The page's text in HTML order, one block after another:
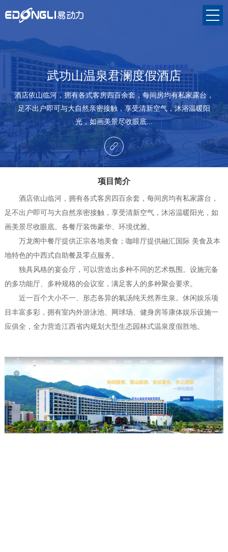
武功山温泉君澜度假酒店
酒店依山临河，拥有各式客房四百余套，每间房均有私家露台，
足不出户即可与大自然亲密接触，享受清新空气，沐浴温暖阳
光，如画美景尽收眼底...
项目简介
酒店依山临河，拥有各式客房四百余套，每间房均有私家露台，
足不出户即可与大自然亲密接触，享受清新空气，沐浴温暖阳光，如
画美景尽收眼底。各餐厅装饰豪华、环境优雅。
万龙阁中餐厅提供正宗各地美食；咖啡厅提供融汇国际 美食及本
地特色的中西式自助餐及零点服务。
独具风格的宴会厅，可以营造出多种不同的艺术氛围。设施完备
的多功能厅、多种规格的会议室，满足客人的多种聚会要求。
近一百个大小不一、形态各异的氡汤纯天然养生泉。休闲娱乐项
目丰富多彩，拥有室内外游泳池、网球场、健身房等康体娱乐设施一
应俱全，全力营造江西省内规划大型生态园林式温泉度假胜地。